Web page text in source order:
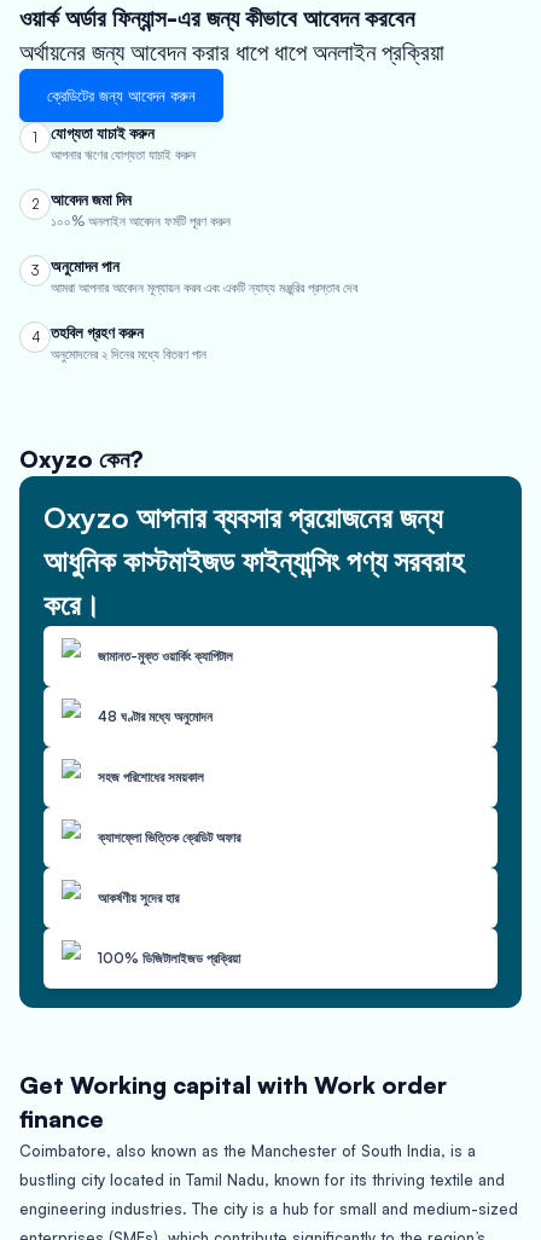
ওয়ার্ক অর্ডার ফিন্যান্স-এর জন্য কীভাবে আবেদন করবেন
অর্থায়নের জন্য আবেদন করার ধাপে ধাপে অনলাইন প্রক্রিয়া
ক্রেডিটের জন্য আবেদন করুন
1 যোগ্যতা যাচাই করুন
আপনার ঋণের যোগ্যতা যাচাই করুন
2 আবেদন জমা দিন
১০০% অনলাইন আবেদন ফর্মটি পূরণ করুন
3 অনুমোদন পান
আমরা আপনার আবেদন মূল্যায়ন করব এবং একটি ন্যায্য মঞ্জুরির প্রস্তাব দেব
4 তহবিল গ্রহণ করুন
অনুমোদনের ২ দিনের মধ্যে বিতরণ পান
Oxyzo কেন?
Oxyzo আপনার ব্যবসার প্রয়োজনের জন্য
আধুনিক কাস্টমাইজড ফাইন্যান্সিং পণ্য সরবরাহ
করে।
জামানত-মুক্ত ওয়ার্কিং ক্যাপিটাল
48 ঘণ্টার মধ্যে অনুমোদন
সহজ পরিশোধের সময়কাল
ক্যাশফ্লো ভিত্তিক ক্রেডিট অফার
আকর্ষণীয় সুদের হার
100% ডিজিটালাইজড প্রক্রিয়া
Get Working capital with Work order
finance
Coimbatore, also known as the Manchester of South India, is a
bustling city located in Tamil Nadu, known for its thriving textile and
engineering industries. The city is a hub for small and medium-sized